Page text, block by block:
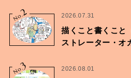
No.2 2026.07.31
描くこと書くこと
ストレーター・オ
No.
3 2026.08.01